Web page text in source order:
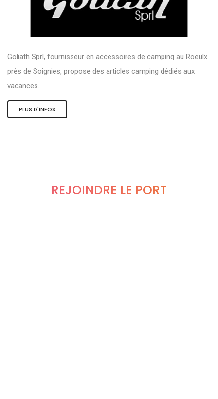
Goliath Sprl, fournisseur en accessoires de camping au Roeulx
près de Soignies, propose des articles camping dédiés aux
vacances.
PLUS D'INFOS
REJOINDRE LE PORT